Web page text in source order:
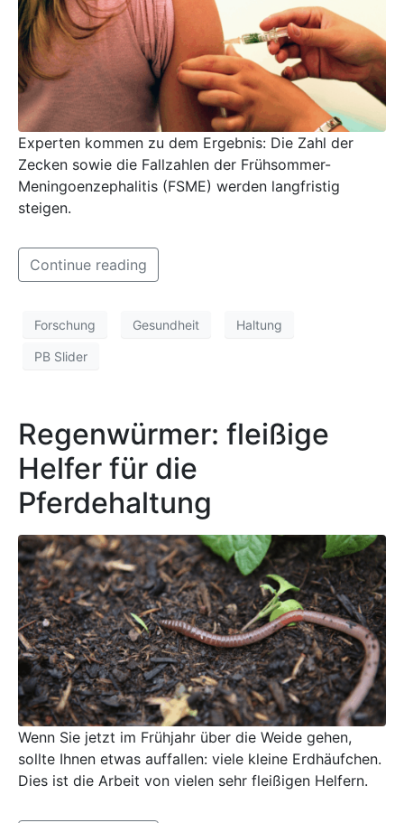
Experten kommen zu dem Ergebnis: Die Zahl der
Zecken sowie die Fallzahlen der Frühsommer-
Meningoenzephalitis (FSME) werden langfristig
steigen.
Continue reading
Forschung Gesundheit Haltung
PB Slider
Regenwürmer: fleißige
Helfer für die
Pferdehaltung
Wenn Sie jetzt im Frühjahr über die Weide gehen,
sollte Ihnen etwas auffallen: viele kleine Erdhäufchen.
Dies ist die Arbeit von vielen sehr fleißigen Helfern.